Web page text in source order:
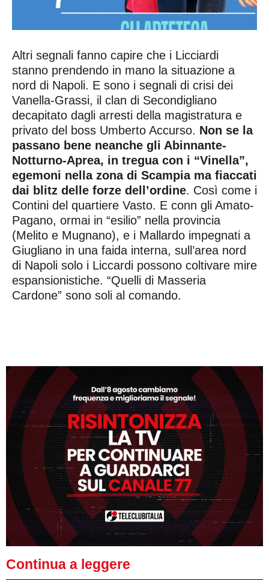
Altri segnali fanno capire che i Licciardi
stanno prendendo in mano la situazione a
nord di Napoli. E sono i segnali di crisi dei
Vanella-Grassi, il clan di Secondigliano
decapitato dagli arresti della magistratura e
privato del boss Umberto Accurso. Non se la
passano bene neanche gli Abinnante-
Notturno-Aprea, in tregua con i “Vinella”,
egemoni nella zona di Scampia ma fiaccati
dai blitz delle forze dell’ordine. Così come i
Contini del quartiere Vasto. E conn gli Amato-
Pagano, ormai in “esilio” nella provincia
(Melito e Mugnano), e i Mallardo impegnati a
Giugliano in una faida interna, sull’area nord
di Napoli solo i Liccardi possono coltivare mire
espansionistiche. “Quelli di Masseria
Cardone” sono soli al comando.
Continua a leggere